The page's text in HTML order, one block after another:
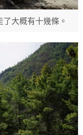
大概有十幾條。